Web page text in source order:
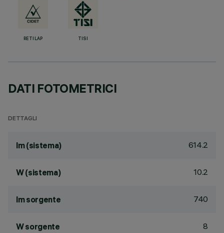
RETILAP TISI
DATI FOTOMETRICI
DETTAGLI
lm (sistema) 614.2
W (sistema) 10.2
lm sorgente 740
W sorgente 8